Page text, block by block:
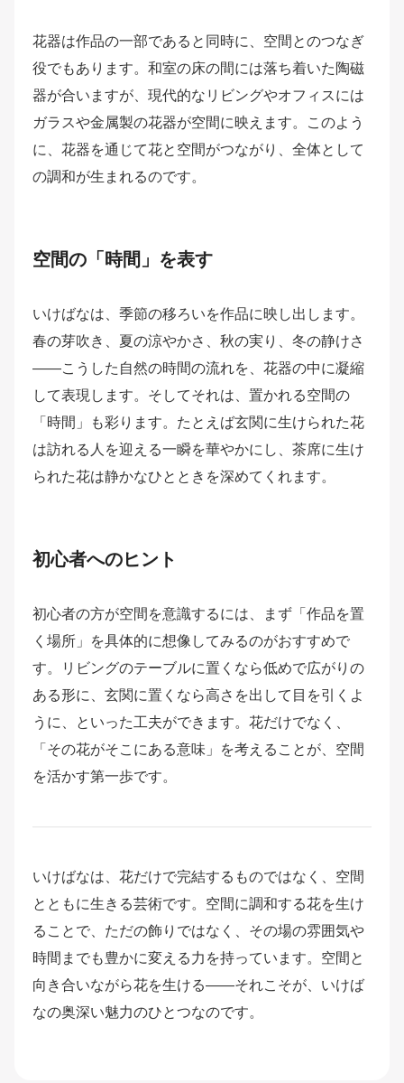
花器は作品の一部であると同時に、空間とのつなぎ
役でもあります。和室の床の間には落ち着いた陶磁
器が合いますが、現代的なリビングやオフィスには
ガラスや金属製の花器が空間に映えます。このよう
に、花器を通じて花と空間がつながり、全体として
の調和が生まれるのです。
空間の「時間」を表す
いけばなは、季節の移ろいを作品に映し出します。
春の芽吹き、夏の涼やかさ、秋の実り、冬の静けさ
――こうした自然の時間の流れを、花器の中に凝縮
して表現します。そしてそれは、置かれる空間の
「時間」も彩ります。たとえば玄関に生けられた花
は訪れる人を迎える一瞬を華やかにし、茶席に生け
られた花は静かなひとときを深めてくれます。
初心者へのヒント
初心者の方が空間を意識するには、まず「作品を置
く場所」を具体的に想像してみるのがおすすめで
す。リビングのテーブルに置くなら低めで広がりの
ある形に、玄関に置くなら高さを出して目を引くよ
うに、といった工夫ができます。花だけでなく、
「その花がそこにある意味」を考えることが、空間
を活かす第一歩です。
いけばなは、花だけで完結するものではなく、空間
とともに生きる芸術です。空間に調和する花を生け
ることで、ただの飾りではなく、その場の雰囲気や
時間までも豊かに変える力を持っています。空間と
向き合いながら花を生ける――それこそが、いけば
なの奥深い魅力のひとつなのです。